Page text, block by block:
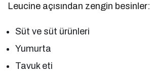
Leucine açısından zengin besinler:
Süt ve süt ürünleri
Yumurta
Tavuk eti